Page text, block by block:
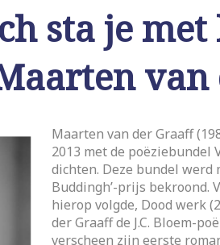
sta je met
van
Maarten van der Graaff
2013 met de poëziebundel
dichten. Deze bundel werd
Buddingh’-prijs bekroond.
hierop volgde, Dood werk
der Graaff de J.C. Bloem-
verscheen zijn eerste